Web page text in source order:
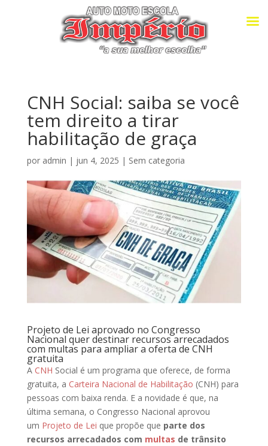
CNH Social: saiba se você
tem direito a tirar
habilitação de graça
por admin | jun 4, 2025 | Sem categoria
Projeto de Lei aprovado no Congresso
Nacional quer destinar recursos arrecadados
com multas para ampliar a oferta de CNH
gratuita
A CNH Social é um programa que oferece, de forma
gratuita, a Carteira Nacional de Habilitação (CNH) para
pessoas com baixa renda. E a novidade é que, na
última semana, o Congresso Nacional aprovou
um Projeto de Lei que propõe que parte dos
recursos arrecadados com multas de trânsito